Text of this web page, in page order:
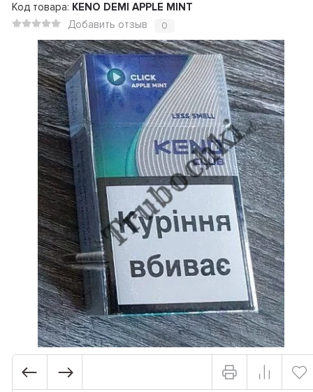
Код товара: KENO DEMI APPLE MINT
Добавить отзыв
0